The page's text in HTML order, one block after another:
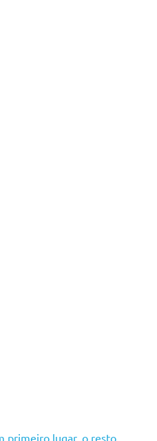
primeiro lugar, o resto